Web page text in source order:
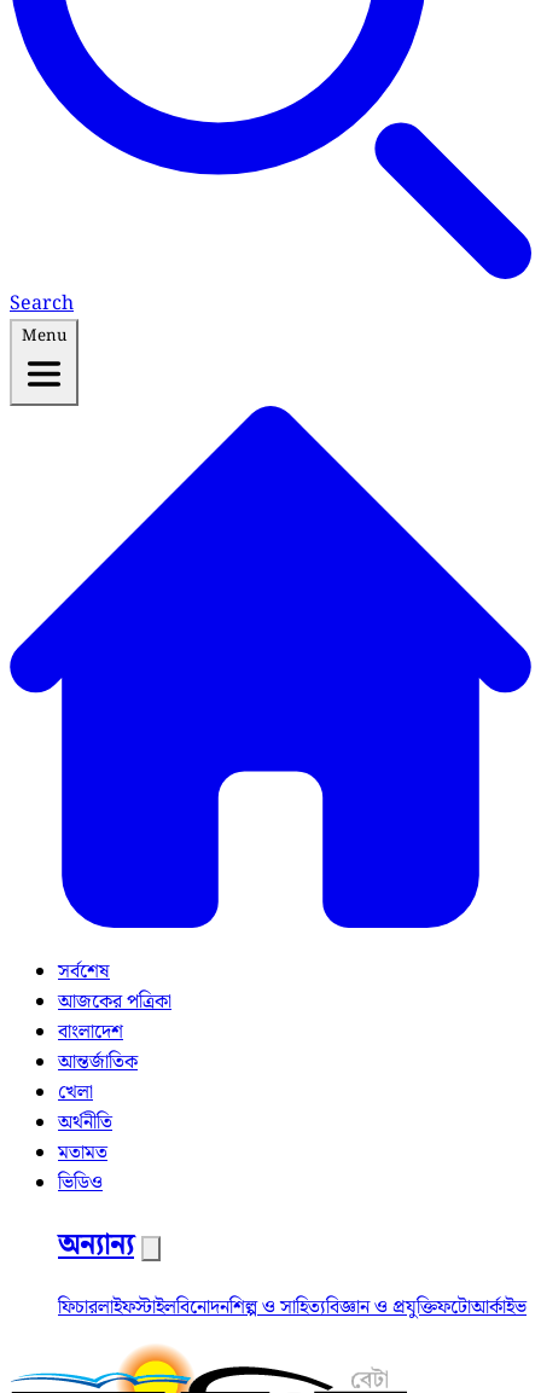
Search
Menu
সর্বশেষ
আজকের পত্রিকা
বাংলাদেশ
আন্তর্জাতিক
খেলা
অর্থনীতি
মতামত
ভিডিও
অন্যান্য
ফিচারলাইফস্টাইলবিনোদনশিল্প ও সাহিত্যবিজ্ঞান ও প্রযুক্তিফটোআর্কাইভ